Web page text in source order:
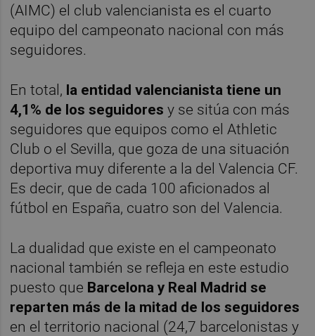
(AIMC) el club valencianista es el cuarto
equipo del campeonato nacional con más
seguidores.
En total, la entidad valencianista tiene un
4,1% de los seguidores y se sitúa con más
seguidores que equipos como el Athletic
Club o el Sevilla, que goza de una situación
deportiva muy diferente a la del Valencia CF.
Es decir, que de cada 100 aficionados al
fútbol en España, cuatro son del Valencia.
La dualidad que existe en el campeonato
nacional también se refleja en este estudio
puesto que Barcelona y Real Madrid se
reparten más de la mitad de los seguidores
en el territorio nacional (24,7 barcelonistas y